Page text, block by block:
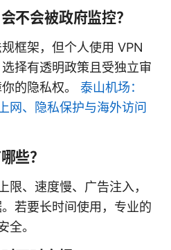
不会被政府监控？
框架，但个人使用 VPN
择有透明政策且受独立审
的隐私权。 泰山机场：
网、隐私保护与海外访问
些？
限、速度慢、广告注入，
若要长时间使用，专业的
全。